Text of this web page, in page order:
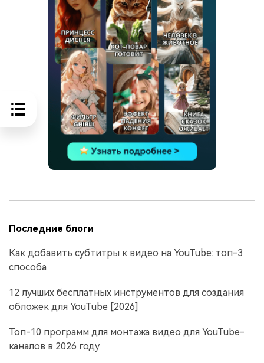
Последние блоги
Как добавить субтитры к видео на YouTube: топ-3
способа
12 лучших бесплатных инструментов для создания
обложек для YouTube [2026]
Топ-10 программ для монтажа видео для YouTube-
каналов в 2026 году